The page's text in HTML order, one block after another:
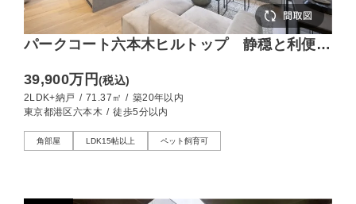
パークコート六本木ヒルトップ 静穏と利便を
39,900万円(税込)
2LDK+納戸 / 71.37㎡ / 築20年以内
東京都港区六本木 / 徒歩5分以内
角部屋 LDK15帖以上 ペット飼育可